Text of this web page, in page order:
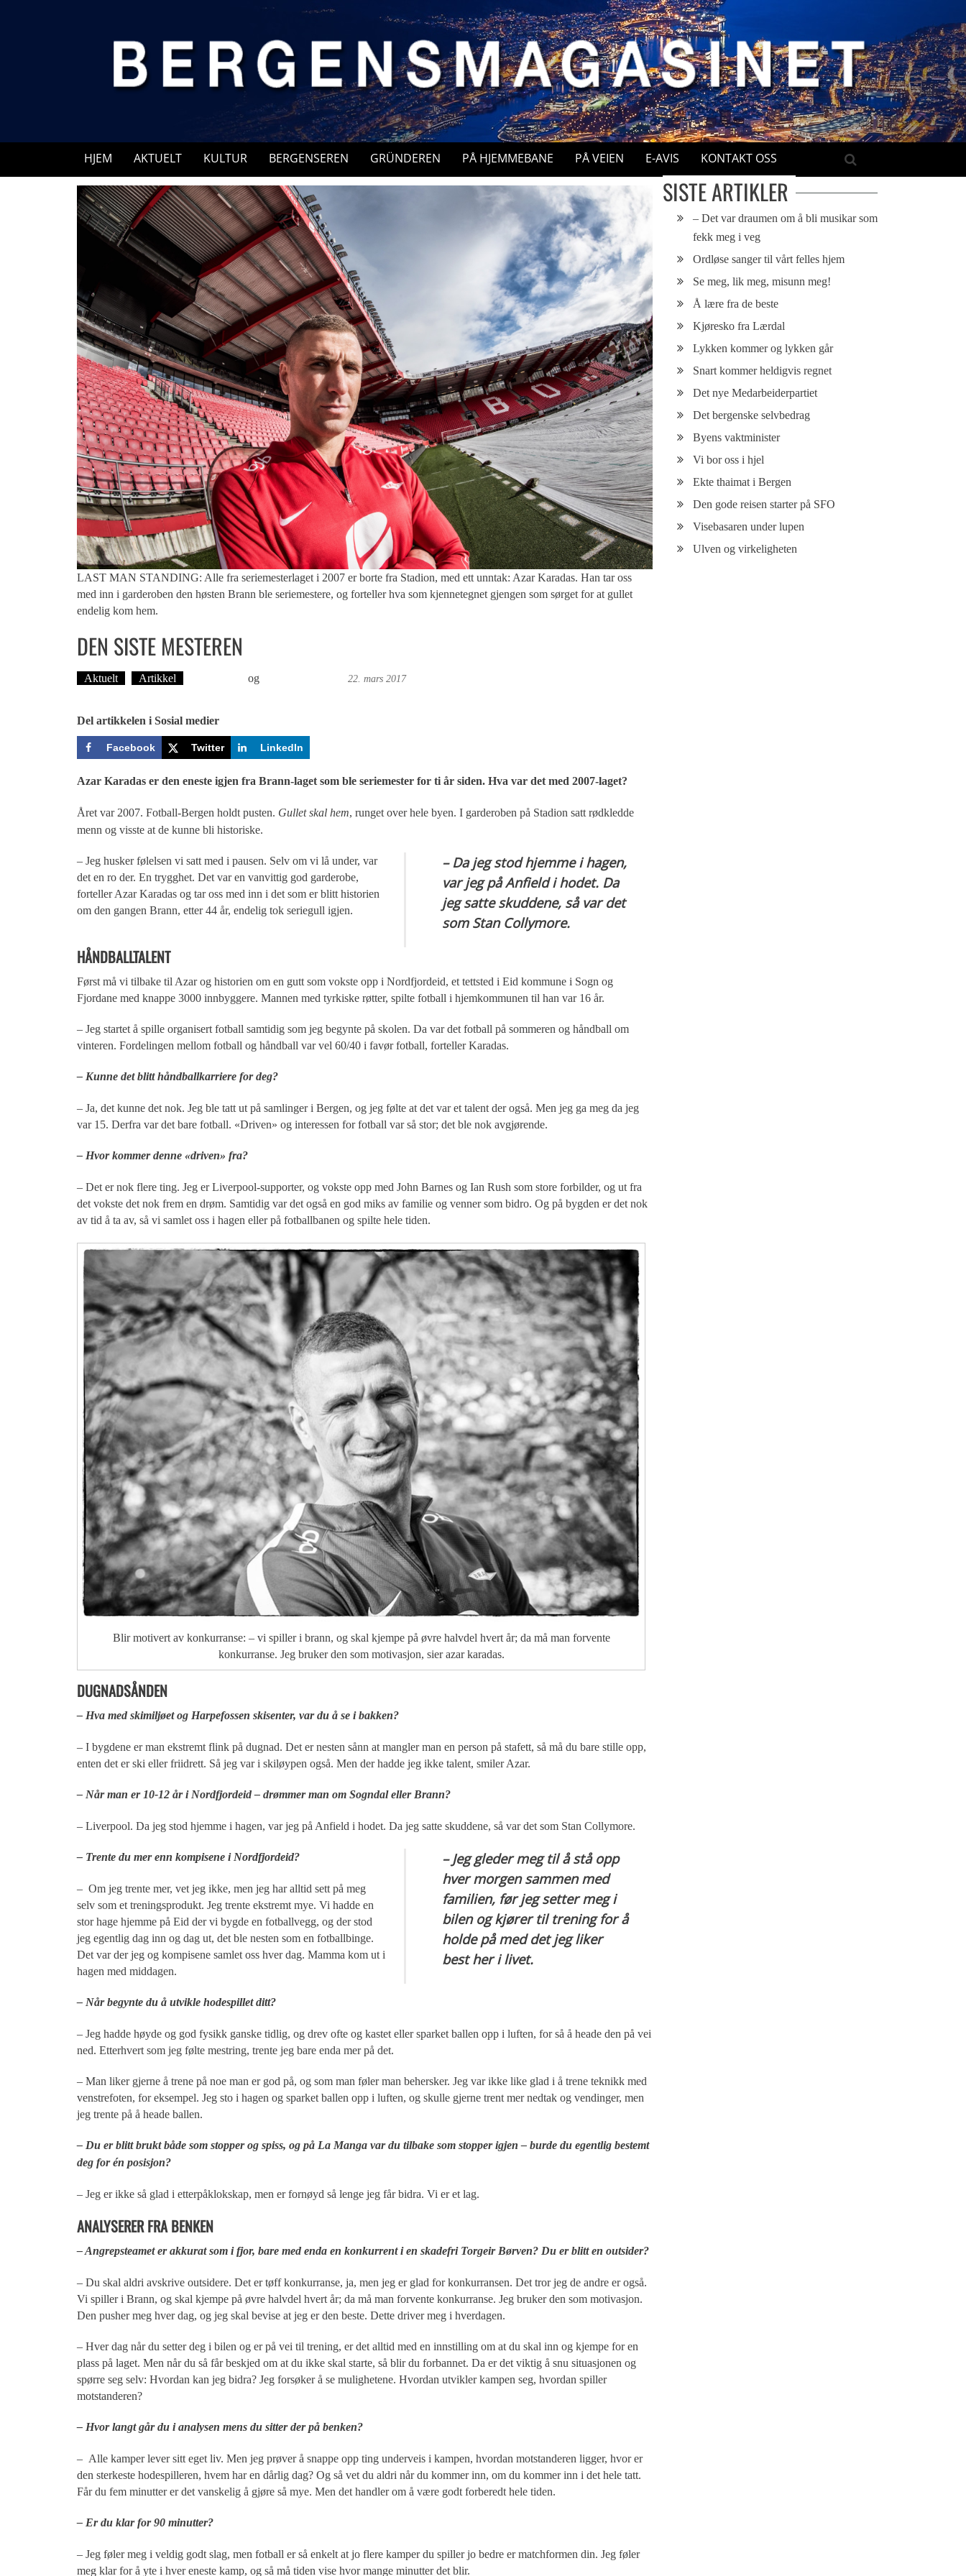
HJEM AKTUELT KULTUR BERGENSEREN GRÜNDEREN PÅ HJEMMEBANE PÅ VEIEN E-AVIS KONTAKT OSS
LAST MAN STANDING: Alle fra seriemesterlaget i 2007 er borte fra Stadion, med ett unntak: Azar Karadas. Han tar oss
med inn i garderoben den høsten Brann ble seriemestere, og forteller hva som kjennetegnet gjengen som sørget for at gullet
endelig kom hem.
DEN SISTE MESTEREN
Aktuelt Artikkel og 22. mars 2017
Del artikkelen i Sosial medier
Facebook Twitter LinkedIn
Azar Karadas er den eneste igjen fra Brann-laget som ble seriemester for ti år siden. Hva var det med 2007-laget?
Året var 2007. Fotball-Bergen holdt pusten. Gullet skal hem, runget over hele byen. I garderoben på Stadion satt rødkledde
menn og visste at de kunne bli historiske.
– Da jeg stod hjemme i hagen,
var jeg på Anfield i hodet. Da
jeg satte skuddene, så var det
som Stan Collymore.
– Jeg husker følelsen vi satt med i pausen. Selv om vi lå under, var
det en ro der. En trygghet. Det var en vanvittig god garderobe,
forteller Azar Karadas og tar oss med inn i det som er blitt historien
om den gangen Brann, etter 44 år, endelig tok seriegull igjen.
HÅNDBALLTALENT
Først må vi tilbake til Azar og historien om en gutt som vokste opp i Nordfjordeid, et tettsted i Eid kommune i Sogn og
Fjordane med knappe 3000 innbyggere. Mannen med tyrkiske røtter, spilte fotball i hjemkommunen til han var 16 år.
– Jeg startet å spille organisert fotball samtidig som jeg begynte på skolen. Da var det fotball på sommeren og håndball om
vinteren. Fordelingen mellom fotball og håndball var vel 60/40 i favør fotball, forteller Karadas.
– Kunne det blitt håndballkarriere for deg?
– Ja, det kunne det nok. Jeg ble tatt ut på samlinger i Bergen, og jeg følte at det var et talent der også. Men jeg ga meg da jeg
var 15. Derfra var det bare fotball. «Driven» og interessen for fotball var så stor; det ble nok avgjørende.
– Hvor kommer denne «driven» fra?
– Det er nok flere ting. Jeg er Liverpool-supporter, og vokste opp med John Barnes og Ian Rush som store forbilder, og ut fra
det vokste det nok frem en drøm. Samtidig var det også en god miks av familie og venner som bidro. Og på bygden er det nok
av tid å ta av, så vi samlet oss i hagen eller på fotballbanen og spilte hele tiden.
Blir motivert av konkurranse: – vi spiller i brann, og skal kjempe på øvre halvdel hvert år; da må man forvente
konkurranse. Jeg bruker den som motivasjon, sier azar karadas.
DUGNADSÅNDEN
– Hva med skimiljøet og Harpefossen skisenter, var du å se i bakken?
– I bygdene er man ekstremt flink på dugnad. Det er nesten sånn at mangler man en person på stafett, så må du bare stille opp,
enten det er ski eller friidrett. Så jeg var i skiløypen også. Men der hadde jeg ikke talent, smiler Azar.
– Når man er 10-12 år i Nordfjordeid – drømmer man om Sogndal eller Brann?
– Liverpool. Da jeg stod hjemme i hagen, var jeg på Anfield i hodet. Da jeg satte skuddene, så var det som Stan Collymore.
– Jeg gleder meg til å stå opp
hver morgen sammen med
familien, før jeg setter meg i
bilen og kjører til trening for å
holde på med det jeg liker
best her i livet.
– Trente du mer enn kompisene i Nordfjordeid?
– Om jeg trente mer, vet jeg ikke, men jeg har alltid sett på meg
selv som et treningsprodukt. Jeg trente ekstremt mye. Vi hadde en
stor hage hjemme på Eid der vi bygde en fotballvegg, og der stod
jeg egentlig dag inn og dag ut, det ble nesten som en fotballbinge.
Det var der jeg og kompisene samlet oss hver dag. Mamma kom ut i
hagen med middagen.
– Når begynte du å utvikle hodespillet ditt?
– Jeg hadde høyde og god fysikk ganske tidlig, og drev ofte og kastet eller sparket ballen opp i luften, for så å heade den på vei
ned. Etterhvert som jeg følte mestring, trente jeg bare enda mer på det.
– Man liker gjerne å trene på noe man er god på, og som man føler man behersker. Jeg var ikke like glad i å trene teknikk med
venstrefoten, for eksempel. Jeg sto i hagen og sparket ballen opp i luften, og skulle gjerne trent mer nedtak og vendinger, men
jeg trente på å heade ballen.
– Du er blitt brukt både som stopper og spiss, og på La Manga var du tilbake som stopper igjen – burde du egentlig bestemt
deg for én posisjon?
– Jeg er ikke så glad i etterpåklokskap, men er fornøyd så lenge jeg får bidra. Vi er et lag.
ANALYSERER FRA BENKEN
– Angrepsteamet er akkurat som i fjor, bare med enda en konkurrent i en skadefri Torgeir Børven? Du er blitt en outsider?
– Du skal aldri avskrive outsidere. Det er tøff konkurranse, ja, men jeg er glad for konkurransen. Det tror jeg de andre er også.
Vi spiller i Brann, og skal kjempe på øvre halvdel hvert år; da må man forvente konkurranse. Jeg bruker den som motivasjon.
Den pusher meg hver dag, og jeg skal bevise at jeg er den beste. Dette driver meg i hverdagen.
– Hver dag når du setter deg i bilen og er på vei til trening, er det alltid med en innstilling om at du skal inn og kjempe for en
plass på laget. Men når du så får beskjed om at du ikke skal starte, så blir du forbannet. Da er det viktig å snu situasjonen og
spørre seg selv: Hvordan kan jeg bidra? Jeg forsøker å se mulighetene. Hvordan utvikler kampen seg, hvordan spiller
motstanderen?
– Hvor langt går du i analysen mens du sitter der på benken?
– Alle kamper lever sitt eget liv. Men jeg prøver å snappe opp ting underveis i kampen, hvordan motstanderen ligger, hvor er
den sterkeste hodespilleren, hvem har en dårlig dag? Og så vet du aldri når du kommer inn, om du kommer inn i det hele tatt.
Får du fem minutter er det vanskelig å gjøre så mye. Men det handler om å være godt forberedt hele tiden.
– Er du klar for 90 minutter?
– Jeg føler meg i veldig godt slag, men fotball er så enkelt at jo flere kamper du spiller jo bedre er matchformen din. Jeg føler
meg klar for å yte i hver eneste kamp, og så må tiden vise hvor mange minutter det blir.
SISTE ARTIKLER
– Det var draumen om å bli musikar som
fekk meg i veg
Ordløse sanger til vårt felles hjem
Se meg, lik meg, misunn meg!
Å lære fra de beste
Kjøresko fra Lærdal
Lykken kommer og lykken går
Snart kommer heldigvis regnet
Det nye Medarbeiderpartiet
Det bergenske selvbedrag
Byens vaktminister
Vi bor oss i hjel
Ekte thaimat i Bergen
Den gode reisen starter på SFO
Visebasaren under lupen
Ulven og virkeligheten